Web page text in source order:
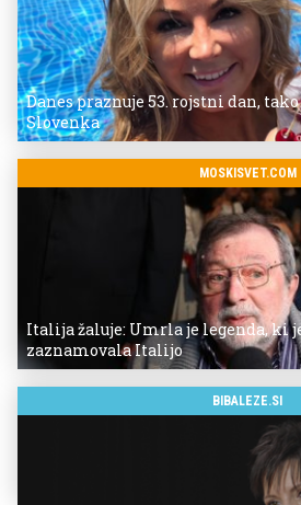
Danes praznuje 53. rojstni dan,
Slovenka
MOSKISVET.COM
Italija žaluje: Umrla je legenda, ki
zaznamovala Italijo
BIBALEZE.SI